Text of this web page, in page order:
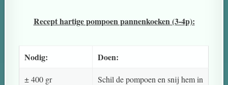
Recept hartige pompoen pannenkoeken (3-4p):
Nodig: Doen:
± 400 gr
Schil de pompoen en snij hem in